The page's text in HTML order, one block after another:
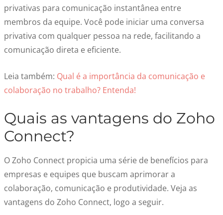
privativas para comunicação instantânea entre
membros da equipe. Você pode iniciar uma conversa
privativa com qualquer pessoa na rede, facilitando a
comunicação direta e eficiente.
Leia também: Qual é a importância da comunicação e
colaboração no trabalho? Entenda!
Quais as vantagens do Zoho
Connect?
O Zoho Connect propicia uma série de benefícios para
empresas e equipes que buscam aprimorar a
colaboração, comunicação e produtividade. Veja as
vantagens do Zoho Connect, logo a seguir.